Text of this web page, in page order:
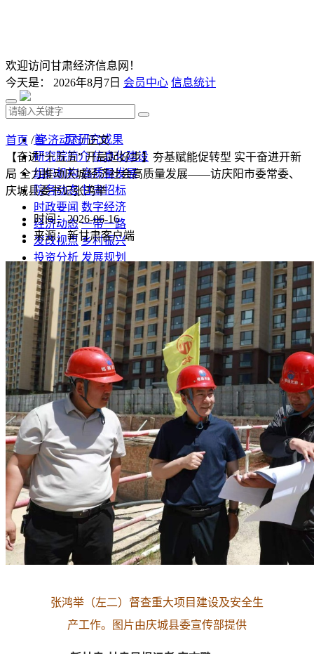
欢迎访问甘肃经济信息网！
今天是： 2026年8月7日 会员中心 信息统计
首 页 研究成果
研究院简介 信息化建设
组织机构 高质量发展
院务动态 甘肃招标
时政要闻 数字经济
经济动态 一带一路
发改视点 乡村振兴
投资分析 发展规划
监测预测 文库下载
首页 /经济动态/ 正文
【奋进“十五五” 开局起好步】夯基赋能促转型 实干奋进开新
局 全力推动庆城经济社会高质量发展——访庆阳市委常委、
庆城县委书记张鸿举
时间：2026-06-16
来源：新甘肃客户端
张鸿举（左二）督查重大项目建设及安全生
产工作。图片由庆城县委宣传部提供